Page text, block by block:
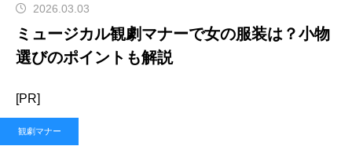
2026.03.03
ミュージカル観劇マナーで女の服装は？小物
選びのポイントも解説
[PR]
観劇マナー